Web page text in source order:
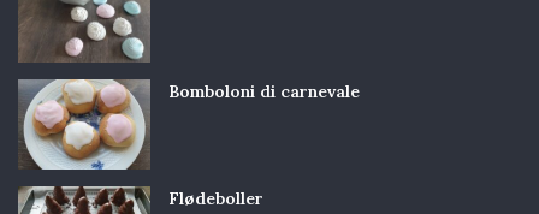
Bomboloni di carnevale
Flødeboller